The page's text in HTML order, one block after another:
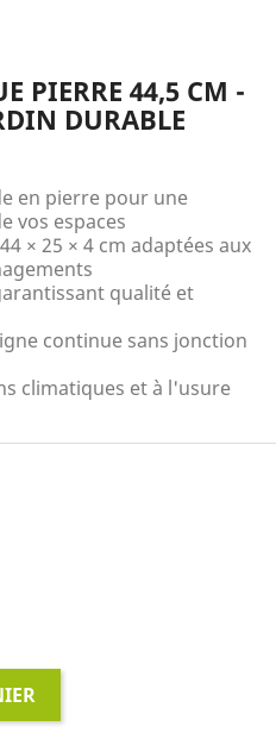
PIERRE 44,5 CM -
DURABLE
en pierre pour une
vos espaces
× 25 × 4 cm adaptées aux
qualité et
continue sans jonction
climatiques et à l'usure